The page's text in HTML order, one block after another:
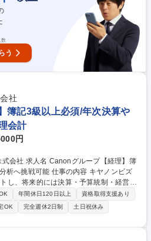
報告業務■資金、債券等の財務バック■そ
度有
数
う
社
簿記3級以上必須/年次決算や
会計
円
【経理】簿
の内容 キヤノンビズ
し、将来的には決算・予算統制・経営分
して専門性を深めていただけるポジショ
きます。 ■伝票入力・経費精
の日次経理実務 ■月次・年次決算業務の
算、予算統制、税務、経営分析など管理
年間休日120日以上
資格取得支援あり
OK 完全週休2日制
土日祝休み